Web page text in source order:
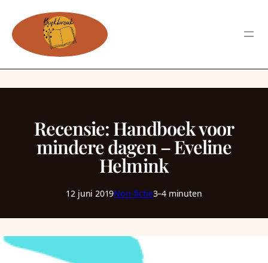
Recensie: Handboek voor
mindere dagen – Eveline
Helmink
12 juni 2019Non-fictie3–4 minuten